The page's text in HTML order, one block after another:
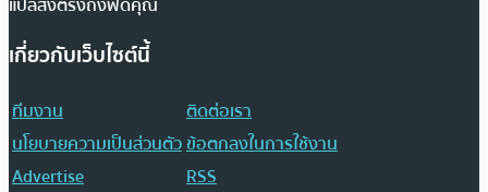
เกี่ยวกับเว็บไซต์นี้
ทีมงาน
ติดต่อเรา
นโยบายความเป็นส่วนตัวข้อตกลงในการใช้งาน
Advertise
RSS